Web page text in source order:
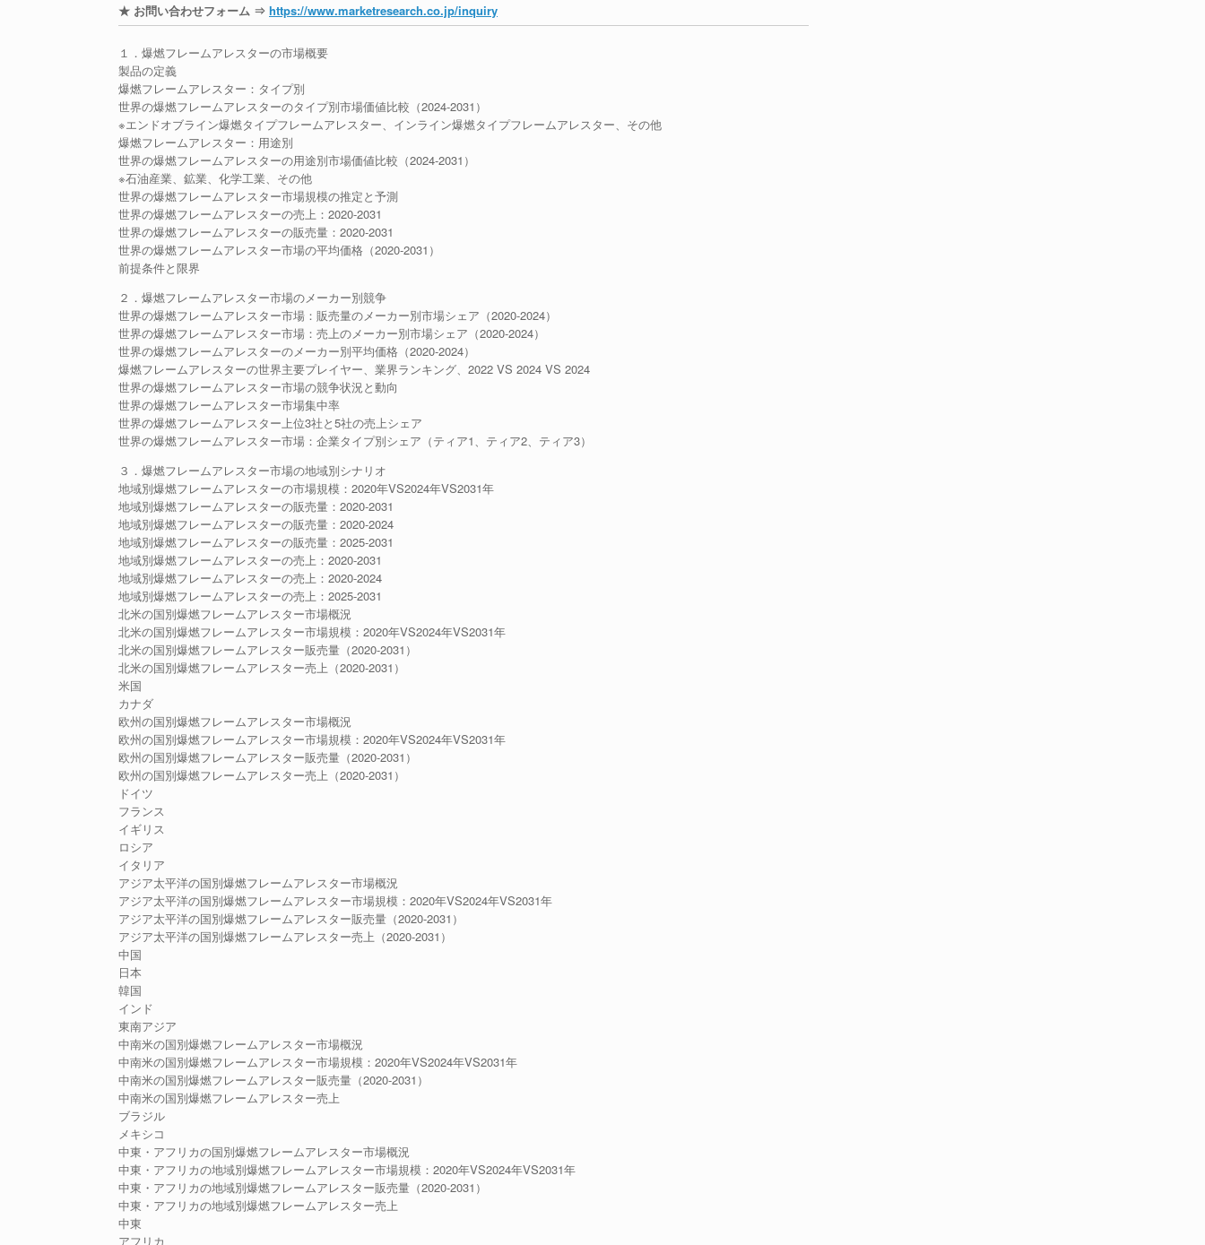
★ お問い合わせフォーム ⇒ https://www.marketresearch.co.jp/inquiry
１．爆燃フレームアレスターの市場概要
製品の定義
爆燃フレームアレスター：タイプ別
世界の爆燃フレームアレスターのタイプ別市場価値比較（2024-2031）
※エンドオブライン爆燃タイプフレームアレスター、インライン爆燃タイプフレームアレスター、その他
爆燃フレームアレスター：用途別
世界の爆燃フレームアレスターの用途別市場価値比較（2024-2031）
※石油産業、鉱業、化学工業、その他
世界の爆燃フレームアレスター市場規模の推定と予測
世界の爆燃フレームアレスターの売上：2020-2031
世界の爆燃フレームアレスターの販売量：2020-2031
世界の爆燃フレームアレスター市場の平均価格（2020-2031）
前提条件と限界
２．爆燃フレームアレスター市場のメーカー別競争
世界の爆燃フレームアレスター市場：販売量のメーカー別市場シェア（2020-2024）
世界の爆燃フレームアレスター市場：売上のメーカー別市場シェア（2020-2024）
世界の爆燃フレームアレスターのメーカー別平均価格（2020-2024）
爆燃フレームアレスターの世界主要プレイヤー、業界ランキング、2022 VS 2024 VS 2024
世界の爆燃フレームアレスター市場の競争状況と動向
世界の爆燃フレームアレスター市場集中率
世界の爆燃フレームアレスター上位3社と5社の売上シェア
世界の爆燃フレームアレスター市場：企業タイプ別シェア（ティア1、ティア2、ティア3）
３．爆燃フレームアレスター市場の地域別シナリオ
地域別爆燃フレームアレスターの市場規模：2020年VS2024年VS2031年
地域別爆燃フレームアレスターの販売量：2020-2031
地域別爆燃フレームアレスターの販売量：2020-2024
地域別爆燃フレームアレスターの販売量：2025-2031
地域別爆燃フレームアレスターの売上：2020-2031
地域別爆燃フレームアレスターの売上：2020-2024
地域別爆燃フレームアレスターの売上：2025-2031
北米の国別爆燃フレームアレスター市場概況
北米の国別爆燃フレームアレスター市場規模：2020年VS2024年VS2031年
北米の国別爆燃フレームアレスター販売量（2020-2031）
北米の国別爆燃フレームアレスター売上（2020-2031）
米国
カナダ
欧州の国別爆燃フレームアレスター市場概況
欧州の国別爆燃フレームアレスター市場規模：2020年VS2024年VS2031年
欧州の国別爆燃フレームアレスター販売量（2020-2031）
欧州の国別爆燃フレームアレスター売上（2020-2031）
ドイツ
フランス
イギリス
ロシア
イタリア
アジア太平洋の国別爆燃フレームアレスター市場概況
アジア太平洋の国別爆燃フレームアレスター市場規模：2020年VS2024年VS2031年
アジア太平洋の国別爆燃フレームアレスター販売量（2020-2031）
アジア太平洋の国別爆燃フレームアレスター売上（2020-2031）
中国
日本
韓国
インド
東南アジア
中南米の国別爆燃フレームアレスター市場概況
中南米の国別爆燃フレームアレスター市場規模：2020年VS2024年VS2031年
中南米の国別爆燃フレームアレスター販売量（2020-2031）
中南米の国別爆燃フレームアレスター売上
ブラジル
メキシコ
中東・アフリカの国別爆燃フレームアレスター市場概況
中東・アフリカの地域別爆燃フレームアレスター市場規模：2020年VS2024年VS2031年
中東・アフリカの地域別爆燃フレームアレスター販売量（2020-2031）
中東・アフリカの地域別爆燃フレームアレスター売上
中東
アフリカ